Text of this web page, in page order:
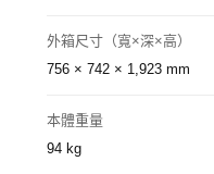
外箱尺寸（寬×深×高）
756 × 742 × 1,923 mm
本體重量
94 kg